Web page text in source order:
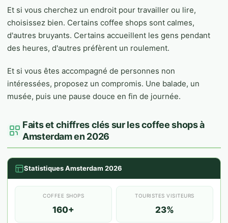
Et si vous cherchez un endroit pour travailler ou lire,
choisissez bien. Certains coffee shops sont calmes,
d'autres bruyants. Certains accueillent les gens pendant
des heures, d'autres préfèrent un roulement.
Et si vous êtes accompagné de personnes non
intéressées, proposez un compromis. Une balade, un
musée, puis une pause douce en fin de journée.
Faits et chiffres clés sur les coffee shops à
Amsterdam en 2026
Statistiques Amsterdam 2026
COFFEE SHOPS
160+
TOURISTES VISITEURS
23%